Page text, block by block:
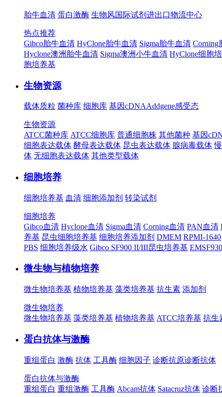
胎牛血清 蛋白激酶 生物风国际试剂进出口物流中心
热点推荐
Gibco胎牛血清 HyClone胎牛血清 Sigma胎牛血清 Corning
Hyclone澳洲胎牛血清 Sigma澳洲小牛血清 HyClone细胞
胞培养基
生物资源
载体质粒 菌种库 细胞库 基因cDNAAddgene感受态
生物资源
ATCC菌种库 ATCC细胞库 普通细胞株 其他菌种 基因
细胞表达载体 酵母表达载体 昆虫表达载体 腺病毒载体
体 无细胞表达载体 其他类型载体
细胞培养
细胞培养基 血清 细胞添加剂 转染试剂
细胞培养
Gibco血清 Hyclone血清 Sigma血清 Corning血清 PAN血清
养基 昆虫细胞培养基 细胞培养添加剂 DMEM RPMI-1640
PBS 细胞培养级水 Gibco SF900 II/III昆虫培养基
微生物与植物培养
微生物培养基 植物培养基 藻类培养基 抗生素 添加剂
微生物培养
微生物培养基 藻类培养基 植物培养基 ATCC培养基 抗生
蛋白抗体与激酶
重组蛋白 激酶 抗体 工具酶 细胞因子 诊断抗原诊断抗体
蛋白抗体与激酶
重组蛋白 重组激酶 工具酶 Abcam抗体 Satacruz抗体 诊断